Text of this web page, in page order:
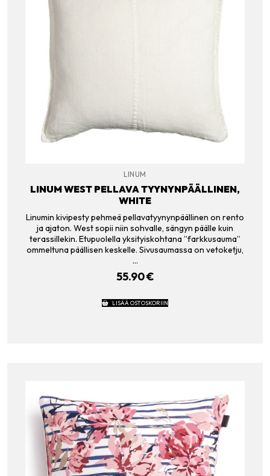
LINUM
LINUM WEST PELLAVA TYYNYNPÄÄLLINEN,
WHITE
Linumin kivipesty pehmeä pellavatyynynpäällinen on rento
ja ajaton. West sopii niin sohvalle, sängyn päälle kuin
terassillekin. Etupuolella yksityiskohtana ”farkkusauma”
ommeltuna päällisen keskelle. Sivusaumassa on vetoketju,
…
55.90€
LISÄÄ OSTOSKORIIN